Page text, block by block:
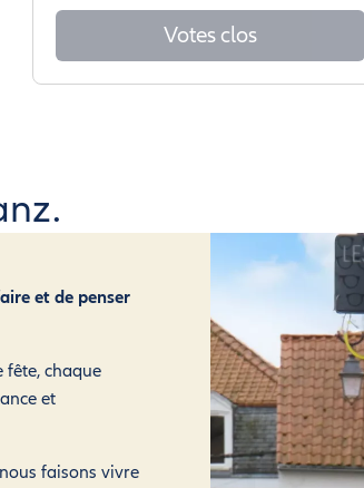
Votes clos
et de penser
fête, chaque
et
faisons vivre